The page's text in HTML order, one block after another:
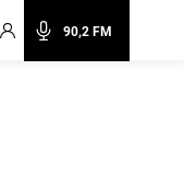
90,2 FM